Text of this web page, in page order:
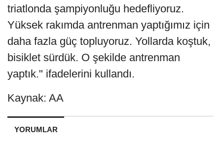
triatlonda şampiyonluğu hedefliyoruz.
Yüksek rakımda antrenman yaptığımız için
daha fazla güç topluyoruz. Yollarda koştuk,
bisiklet sürdük. O şekilde antrenman
yaptık." ifadelerini kullandı.
Kaynak: AA
YORUMLAR